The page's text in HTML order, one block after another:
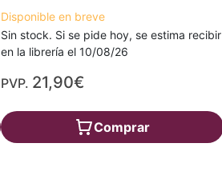
Disponible en breve
Sin stock. Si se pide hoy, se estima recibir
en la librería el 10/08/26
PVP. 21,90€
Comprar